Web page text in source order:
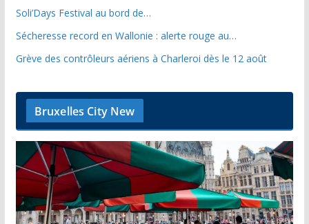
Soli’Days Festival au bord de…
Sécheresse record en Wallonie : alerte rouge au…
Grève des contrôleurs aériens à Charleroi dès le 12 août
Bruxelles City New